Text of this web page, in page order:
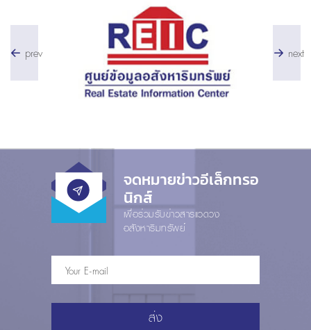
prev next
จดหมายข่าวอีเล็กทรอ
นิกส์
เพื่อร่วมรับข่าวสารแวดวง
อสังหาริมทรัพย์
ส่ง